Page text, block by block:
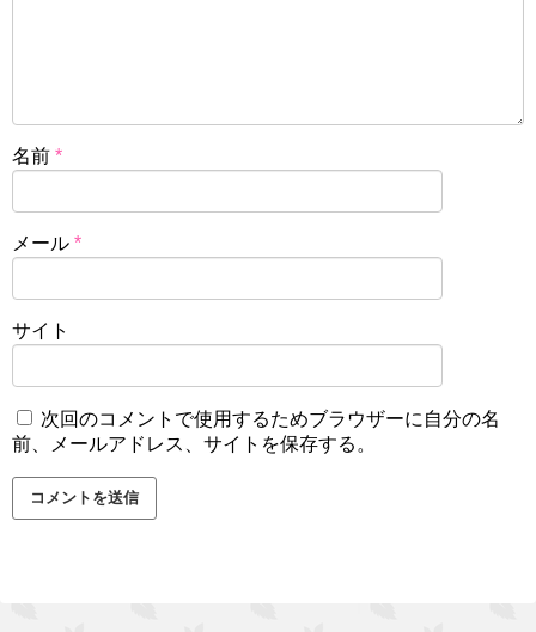
名前 *
メール *
サイト
次回のコメントで使用するためブラウザーに自分の名
前、メールアドレス、サイトを保存する。